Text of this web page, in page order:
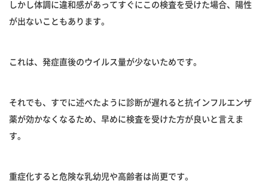
しかし体調に違和感があってすぐにこの検査を受けた場合、陽性
が出ないこともあります。
これは、発症直後のウイルス量が少ないためです。
それでも、すでに述べたように診断が遅れると抗インフルエンザ
薬が効かなくなるため、早めに検査を受けた方が良いと言えま
す。
重症化すると危険な乳幼児や高齢者は尚更です。